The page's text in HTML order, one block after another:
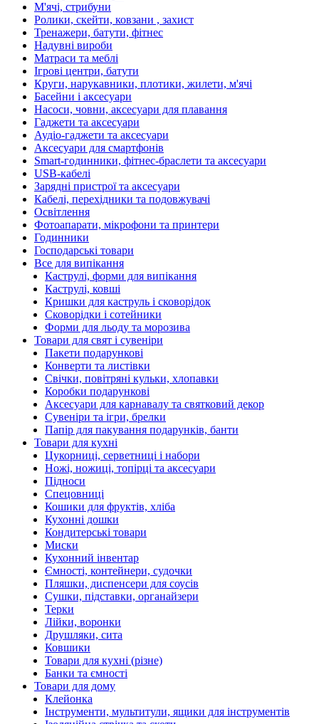
М'ячі, стрибуни
Ролики, скейти, ковзани , захист
Тренажери, батути, фітнес
Надувні вироби
Матраси та меблі
Ігрові центри, батути
Круги, нарукавники, плотики, жилети, м'ячі
Басейни і аксесуари
Насоси, човни, аксесуари для плавання
Гаджети та аксесуари
Аудіо-гаджети та аксесуари
Аксесуари для смартфонів
Smart-годинники, фітнес-браслети та аксесуари
USB-кабелі
Зарядні пристрої та аксесуари
Кабелі, перехідники та подовжувачі
Освітлення
Фотоапарати, мікрофони та принтери
Годинники
Господарські товари
Все для випікання
Каструлі, форми для випікання
Каструлі, ковші
Кришки для каструль і сковорідок
Сковорідки і сотейники
Форми для льоду та морозива
Товари для свят і сувеніри
Пакети подарункові
Конверти та листівки
Свічки, повітряні кульки, хлопавки
Коробки подарункові
Аксесуари для карнавалу та святковий декор
Сувеніри та ігри, брелки
Папір для пакування подарунків, банти
Товари для кухні
Цукорниці, серветниці і набори
Ножі, ножиці, топірці та аксесуари
Підноси
Спецовниці
Кошики для фруктів, хліба
Кухонні дошки
Кондитерські товари
Миски
Кухонний інвентар
Ємності, контейнери, судочки
Пляшки, диспенсери для соусів
Сушки, підставки, органайзери
Терки
Лійки, воронки
Друшляки, сита
Ковшики
Товари для кухні (різне)
Банки та ємності
Товари для дому
Клейонка
Інструменти, мультитули, ящики для інструментів